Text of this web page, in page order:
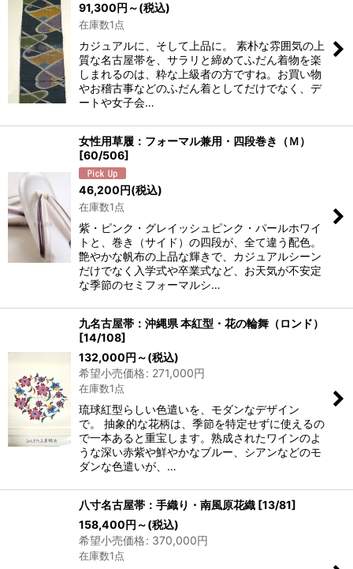
91,300円 ～(税込)
在庫数1点
カジュアルに、そして上品に。 素朴な雰囲気の上
質な名古屋帯を、サラリと締めてふだん着物を楽
しまれるのは、粋な上級者の方ですね。お買い物
やお稽古事などのふだん着としてだけでなく、デ
ートや女子会…
女性用草履：フォーマル兼用・四段巻き（Ｍ）
[60/506]
46,200円(税込)
在庫数1点
紫・ピンク・グレイッシュピンク・パールホワイ
トと、巻き（サイド）の四段が、全て違う配色。
艶やかな帆布の上品な輝きで、カジュアルシーン
だけでなく入学式や卒業式など、お天気が不安定
な季節のセミフォーマルシ…
九名古屋帯：沖縄県 本紅型・花の輪舞（ロンド）
[14/108]
132,000円 ～(税込)
希望小売価格: 271,000円
在庫数1点
琉球紅型らしい色遣いを、モダンなデザイン
で。 抽象的な花柄は、季節を特定せずに使えるの
で一本あると重宝します。熟成されたワインのよ
うな深い赤紫や鮮やかなブルー、シアンなどのモ
ダンな色遣いが、…
八寸名古屋帯：手織り・南風原花織 [13/81]
158,400円 ～(税込)
希望小売価格: 370,000円
在庫数1点